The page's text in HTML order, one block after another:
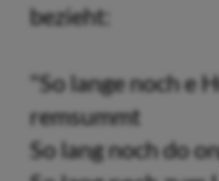
bezieht:
"So lange noch e
remsummt
So lang noch do